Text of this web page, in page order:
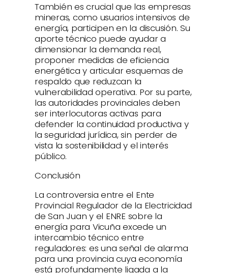
También es crucial que las empresas
mineras, como usuarios intensivos de
energía, participen en la discusión. Su
aporte técnico puede ayudar a
dimensionar la demanda real,
proponer medidas de eficiencia
energética y articular esquemas de
respaldo que reduzcan la
vulnerabilidad operativa. Por su parte,
las autoridades provinciales deben
ser interlocutoras activas para
defender la continuidad productiva y
la seguridad jurídica, sin perder de
vista la sostenibilidad y el interés
público.
Conclusión
La controversia entre el Ente
Provincial Regulador de la Electricidad
de San Juan y el ENRE sobre la
energía para Vicuña excede un
intercambio técnico entre
reguladores: es una señal de alarma
para una provincia cuya economía
está profundamente ligada a la